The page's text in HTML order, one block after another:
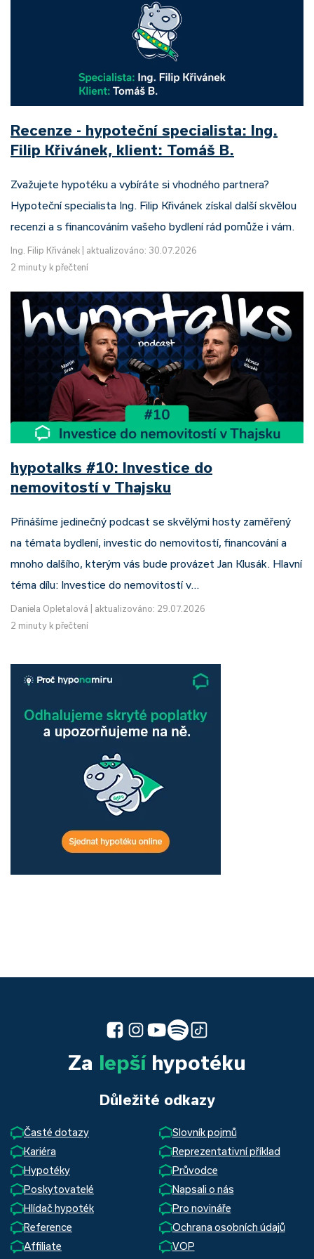
Recenze - hypoteční specialista: Ing.
Filip Křivánek, klient: Tomáš B.
Zvažujete hypotéku a vybíráte si vhodného partnera?
Hypoteční specialista Ing. Filip Křivánek získal další skvělou
recenzi a s financováním vašeho bydlení rád pomůže i vám.
Ing. Filip Křivánek
aktualizováno: 30.07.2026
2 minuty k přečtení
hypotalks #10: Investice do
nemovitostí v Thajsku
Přinášíme jedinečný podcast se skvělými hosty zaměřený
na témata bydlení, investic do nemovitostí, financování a
mnoho dalšího, kterým vás bude provázet Jan Klusák. Hlavní
téma dílu: Investice do nemovitostí v…
Daniela Opletalová
aktualizováno: 29.07.2026
2 minuty k přečtení
Za lepšíhypotéku
Důležité odkazy
Časté dotazy
Slovník pojmů
Kariéra
Reprezentativní příklad
Hypotéky
Průvodce
Poskytovatelé
Napsali o nás
Hlídač hypoték
Pro novináře
Reference
Ochrana osobních údajů
Affiliate
VOP